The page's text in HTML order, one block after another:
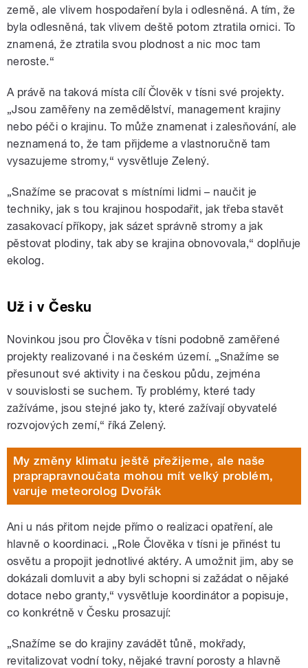
země, ale vlivem hospodaření byla i odlesněná. A tím, že
byla odlesněná, tak vlivem deště potom ztratila ornici. To
znamená, že ztratila svou plodnost a nic moc tam
neroste.“
A právě na taková místa cílí Člověk v tísni své projekty.
„Jsou zaměřeny na zemědělství, management krajiny
nebo péči o krajinu. To může znamenat i zalesňování, ale
neznamená to, že tam přijdeme a vlastnoručně tam
vysazujeme stromy,“ vysvětluje Zelený.
„Snažíme se pracovat s místními lidmi – naučit je
techniky, jak s tou krajinou hospodařit, jak třeba stavět
zasakovací příkopy, jak sázet správně stromy a jak
pěstovat plodiny, tak aby se krajina obnovovala,“ doplňuje
ekolog.
Už i v Česku
Novinkou jsou pro Člověka v tísni podobně zaměřené
projekty realizované i na českém území. „Snažíme se
přesunout své aktivity i na českou půdu, zejména
v souvislosti se suchem. Ty problémy, které tady
zažíváme, jsou stejné jako ty, které zažívají obyvatelé
rozvojových zemí,“ říká Zelený.
My změny klimatu ještě přežijeme, ale naše
praprapravnoučata mohou mít velký problém,
varuje meteorolog Dvořák
Ani u nás přitom nejde přímo o realizaci opatření, ale
hlavně o koordinaci. „Role Člověka v tísni je přinést tu
osvětu a propojit jednotlivé aktéry. A umožnit jim, aby se
dokázali domluvit a aby byli schopni si zažádat o nějaké
dotace nebo granty,“ vysvětluje koordinátor a popisuje,
co konkrétně v Česku prosazují:
„Snažíme se do krajiny zavádět tůně, mokřady,
revitalizovat vodní toky, nějaké travní porosty a hlavně